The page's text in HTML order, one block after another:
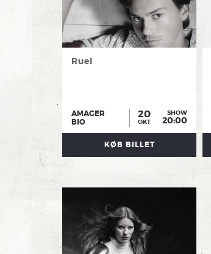
Ruel
AMAGER
BIO
20
OKT
SHOW
20:00
KØB BILLET